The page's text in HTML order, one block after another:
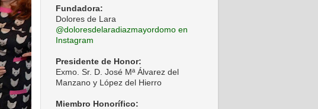
Fundadora:
Dolores de Lara
@doloresdelaradiazmayordomo en
Instagram
Presidente de Honor:
Exmo. Sr. D. José Mª Álvarez del
Manzano y López del Hierro
Miembro Honorífico: